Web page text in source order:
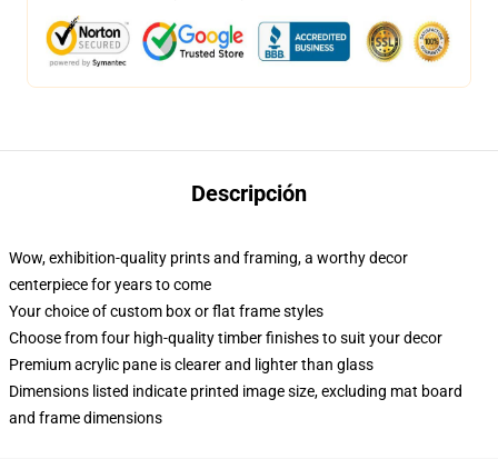
Descripción
Wow, exhibition-quality prints and framing, a worthy decor
centerpiece for years to come
Your choice of custom box or flat frame styles
Choose from four high-quality timber finishes to suit your decor
Premium acrylic pane is clearer and lighter than glass
Dimensions listed indicate printed image size, excluding mat board
and frame dimensions